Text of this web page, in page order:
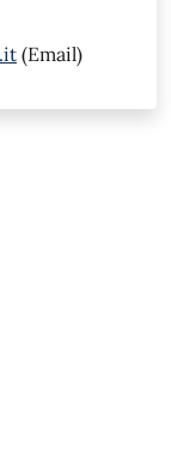
(Email)